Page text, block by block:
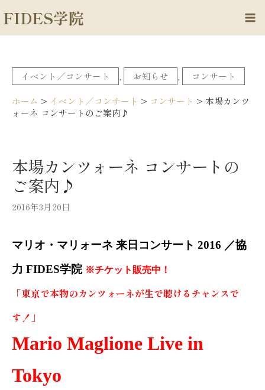
容
を
FIDES学院
イベント／コンサート お知らせ コンサート
ホーム > イベント／コンサート > コンサート > 本場カンツ
ォーネ コンサートのご案内♪
本場カンツォーネ コンサートの
ご案内♪
2016年3月20日
マリオ・マリォーネ 来日コンサート 2016 ／協
力 FIDES学院 ※チケット販売中！
「東京で本物のカンツォーネが生で聴けるチャンスで
す！」
Mario Maglione Live in
Tokyo